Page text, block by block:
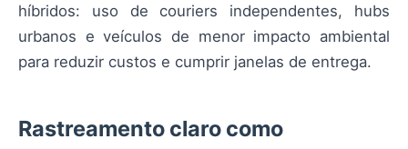
híbridos: uso de couriers independentes, hubs
urbanos e veículos de menor impacto ambiental
para reduzir custos e cumprir janelas de entrega.
Rastreamento claro como